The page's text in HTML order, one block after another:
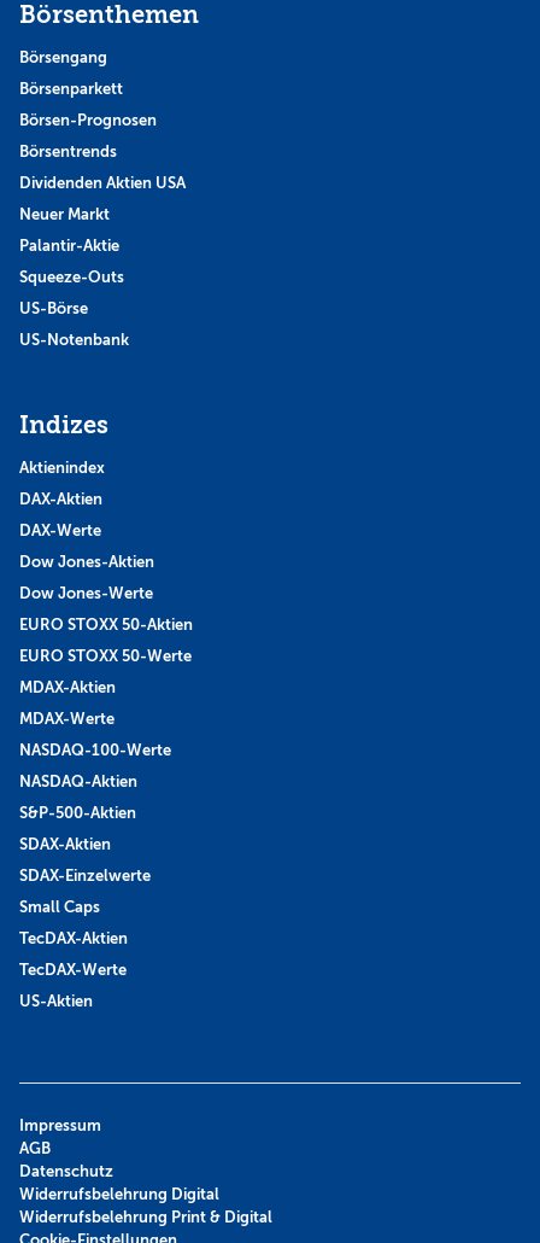
Börsenthemen
Börsengang
Börsenparkett
Börsen-Prognosen
Börsentrends
Dividenden Aktien USA
Neuer Markt
Palantir-Aktie
Squeeze-Outs
US-Börse
US-Notenbank
Indizes
Aktienindex
DAX-Aktien
DAX-Werte
Dow Jones-Aktien
Dow Jones-Werte
EURO STOXX 50-Aktien
EURO STOXX 50-Werte
MDAX-Aktien
MDAX-Werte
NASDAQ-100-Werte
NASDAQ-Aktien
S&P-500-Aktien
SDAX-Aktien
SDAX-Einzelwerte
Small Caps
TecDAX-Aktien
TecDAX-Werte
US-Aktien
Impressum
AGB
Datenschutz
Widerrufsbelehrung Digital
Widerrufsbelehrung Print & Digital